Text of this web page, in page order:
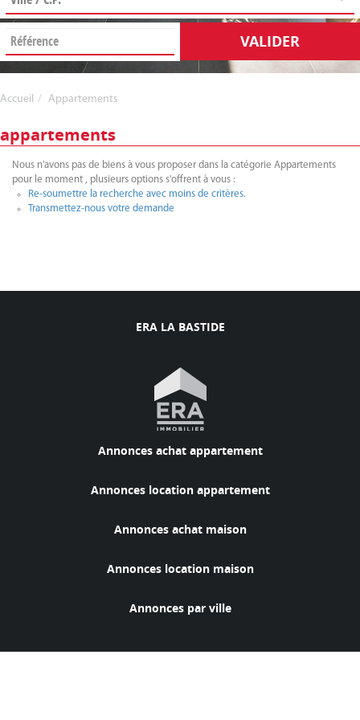
VALIDER
Accueil Appartements
appartements
Nous n'avons pas de biens à vous proposer dans la catégorie Appartements
pour le moment , plusieurs options s'offrent à vous :
Re-soumettre la recherche avec moins de critères.
Transmettez-nous votre demande
ERA LA BASTIDE
Annonces achat appartement
Annonces location appartement
Annonces achat maison
Annonces location maison
Annonces par ville